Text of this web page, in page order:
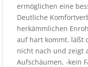
ermöglichen eine
Deutliche
herkämmlichen
auf hart kommt. läßt
nicht nach und zeigt
Aufschäumen, -kein